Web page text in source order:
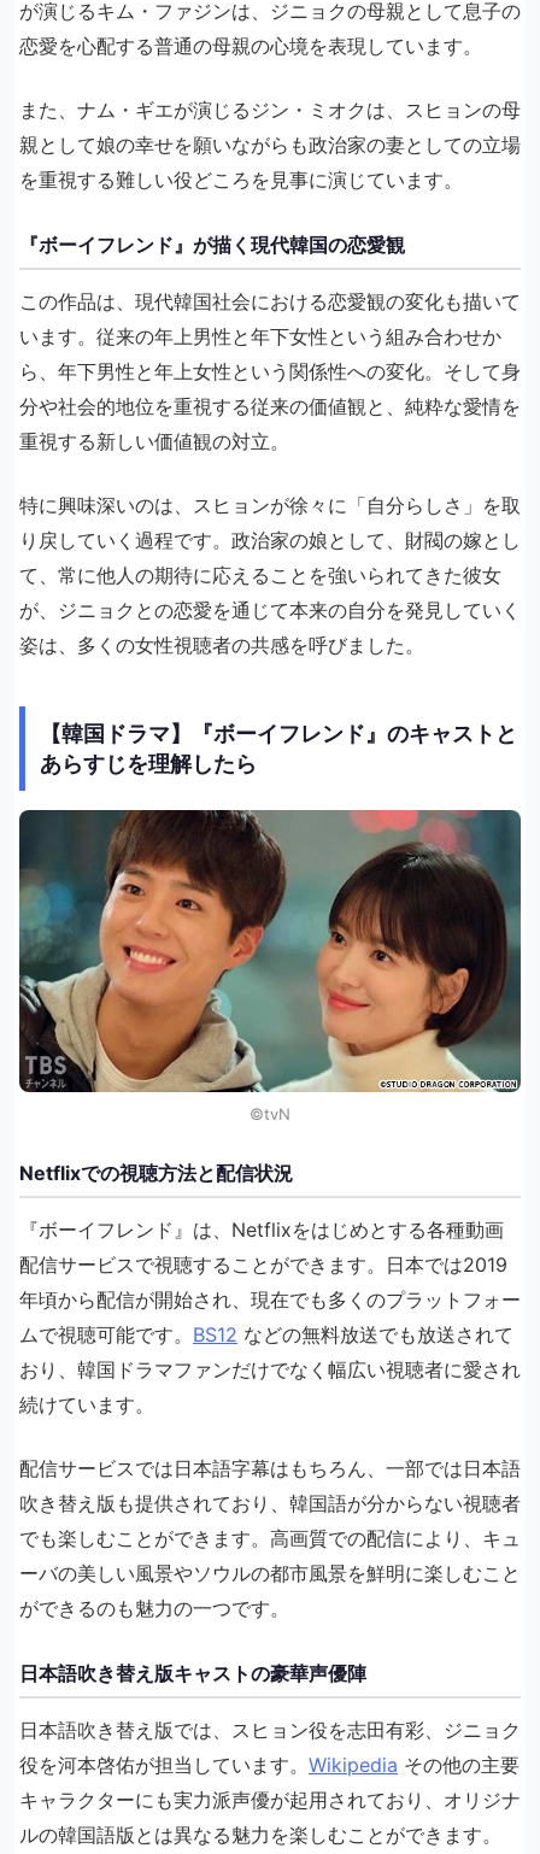
が演じるキム・ファジンは、ジニョクの母親として息子の
恋愛を心配する普通の母親の心境を表現しています。
また、ナム・ギエが演じるジン・ミオクは、スヒョンの母
親として娘の幸せを願いながらも政治家の妻としての立場
を重視する難しい役どころを見事に演じています。
『ボーイフレンド』が描く現代韓国の恋愛観
この作品は、現代韓国社会における恋愛観の変化も描いて
います。従来の年上男性と年下女性という組み合わせか
ら、年下男性と年上女性という関係性への変化。そして身
分や社会的地位を重視する従来の価値観と、純粋な愛情を
重視する新しい価値観の対立。
特に興味深いのは、スヒョンが徐々に「自分らしさ」を取
り戻していく過程です。政治家の娘として、財閥の嫁とし
て、常に他人の期待に応えることを強いられてきた彼女
が、ジニョクとの恋愛を通じて本来の自分を発見していく
姿は、多くの女性視聴者の共感を呼びました。
【韓国ドラマ】『ボーイフレンド』のキャストと
あらすじを理解したら
©︎tvN
Netflixでの視聴方法と配信状況
『ボーイフレンド』は、Netflixをはじめとする各種動画
配信サービスで視聴することができます。日本では2019
年頃から配信が開始され、現在でも多くのプラットフォー
ムで視聴可能です。 BS12 などの無料放送でも放送されて
おり、韓国ドラマファンだけでなく幅広い視聴者に愛され
続けています。
配信サービスでは日本語字幕はもちろん、一部では日本語
吹き替え版も提供されており、韓国語が分からない視聴者
でも楽しむことができます。高画質での配信により、キュ
ーバの美しい風景やソウルの都市風景を鮮明に楽しむこと
ができるのも魅力の一つです。
日本語吹き替え版キャストの豪華声優陣
日本語吹き替え版では、スヒョン役を志田有彩、ジニョク
役を河本啓佑が担当しています。 Wikipedia その他の主要
キャラクターにも実力派声優が起用されており、オリジナ
ルの韓国語版とは異なる魅力を楽しむことができます。